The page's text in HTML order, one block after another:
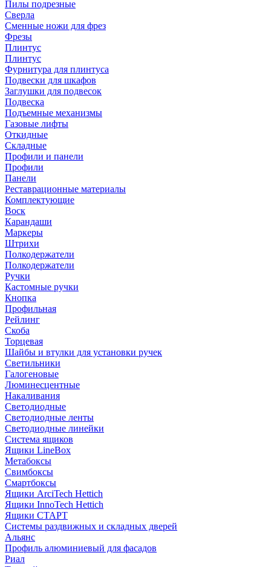
Пилы подрезные
Сверла
Сменные ножи для фрез
Фрезы
Плинтус
Плинтус
Фурнитура для плинтуса
Подвески для шкафов
Заглушки для подвесок
Подвеска
Подъемные механизмы
Газовые лифты
Откидные
Складные
Профили и панели
Профили
Панели
Реставрационные материалы
Комплектующие
Воск
Карандаши
Маркеры
Штрихи
Полкодержатели
Полкодержатели
Ручки
Кастомные ручки
Кнопка
Профильная
Рейлинг
Скоба
Торцевая
Шайбы и втулки для установки ручек
Светильники
Галогеновые
Люминесцентные
Накаливания
Светодиодные
Светодиодные ленты
Светодиодные линейки
Система ящиков
Ящики LineBox
Метабоксы
Свимбоксы
Смартбоксы
Ящики ArciTech Hettich
Ящики InnoTech Hettich
Ящики СТАРТ
Системы раздвижных и складных дверей
Альянс
Профиль алюминиевый для фасадов
Риал